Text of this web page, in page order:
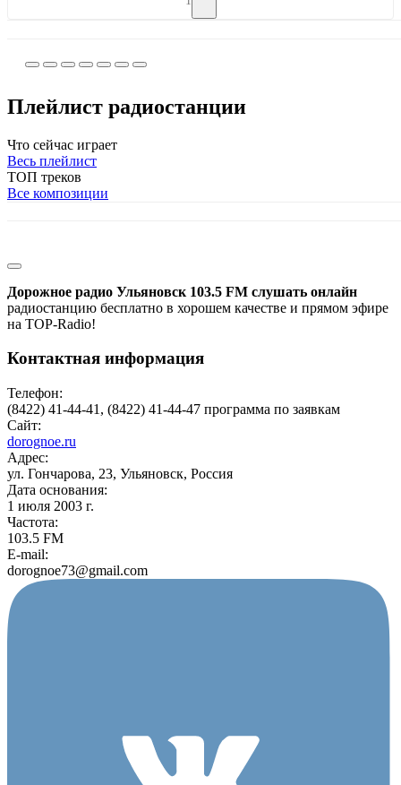
Плейлист радиостанции
Что сейчас играет
Весь плейлист
ТОП треков
Все композиции
Дорожное радио Ульяновск 103.5 FM слушать онлайн
радиостанцию бесплатно в хорошем качестве и прямом эфире
на TOP-Radio!
Контактная информация
Телефон:
(8422) 41-44-41, (8422) 41-44-47 программа по заявкам
Сайт:
dorognoe.ru
Адрес:
ул. Гончарова, 23, Ульяновск, Россия
Дата основания:
1 июля 2003 г.
Частота:
103.5 FM
E-mail:
dorognoe73@gmail.com